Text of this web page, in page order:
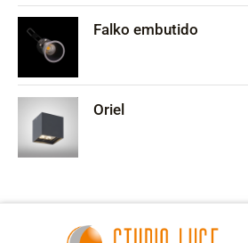
Falko embutido
Oriel